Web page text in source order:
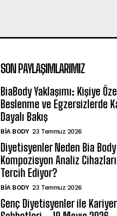
SON PAYLAŞIMLARIMIZ
BiaBody Yaklaşımı: Kişiye
Beslenme ve Egzersizlerde
Dayalı Bakış
BIA BODY 23 Temmuz 2026
Diyetisyenler Neden Bia
Kompozisyon Analiz
Tercih Ediyor?
BIA BODY 23 Temmuz 2026
Genç Diyetisyenler ile Kariyer